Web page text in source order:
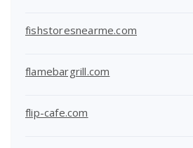
fishstoresnearme.com
flamebargrill.com
flip-cafe.com